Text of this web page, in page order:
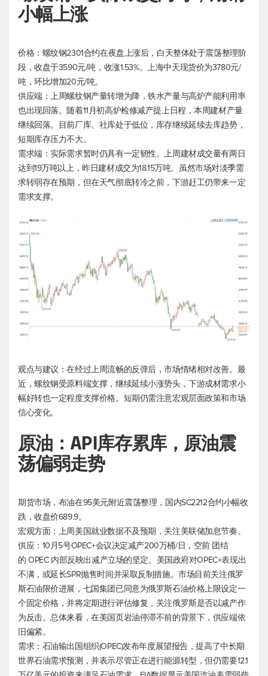
小幅上涨
价格：螺纹钢2301合约在夜盘上涨后，白天整体处于震荡整理阶
段，收盘于3590元/吨，收涨1.53%。上海中天现货价为3780元/
吨，环比增加20元/吨。
供应端：上周螺纹钢产量转增为降，铁水产量与高炉产能利用率
也出现回落。随着11月初高炉检修减产提上日程，本周建材产量
继续回落。目前厂库、社库处于低位，库存继续延续去库趋势，
短期库存压力不大。
需求端：实际需求暂时仍具有一定韧性。上周建材成交量有两日
达到19万吨以上，昨日建材成交为18.15万吨。虽然市场对淡季需
求转弱存在预期，但在天气彻底转冷之前，下游赶工仍带来一定
需求支撑。
观点与建议：在经过上周流畅的反弹后，市场情绪相对改善。最
近，螺纹钢受原料端支撑，继续延续小涨势头，下游成材需求小
幅好转也一定程度支撑价格。短期仍需注意宏观层面政策和市场
信心变化。
原油：API库存累库，原油震
荡偏弱走势
期货市场，布油在95美元附近震荡整理，国内SC2212合约小幅收
跌，收盘价689.9。
宏观方面：上周美国就业数据不及预期，关注美联储加息节奏。
供应：10月5号OPEC+会议决定减产200万桶/日，空前 团结
的 OPEC 内部反映出减产立场的坚定。美国政府对OPEC+表现出
不满，或延长SPR抛售时间并采取反制措施。市场目前关注俄罗
斯石油限价进展，七国集团已同意为俄罗斯石油价格上限设定一
个固定价格，并将定期进行评估修复，关注俄罗斯是否以减产作
为反击。总体来看，在美国页岩油停滞不前的背景下，供应端依
旧偏紧。
需求：石油输出国组织(OPEC)发布年度展望报告，提高了中长期
世界石油需求预测，并表示尽管正在进行能源转型，但仍需要12.1